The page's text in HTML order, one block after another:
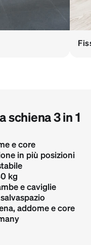
schiena 3 in 1
e core
in più posizioni
kg
e caviglie
addome e core